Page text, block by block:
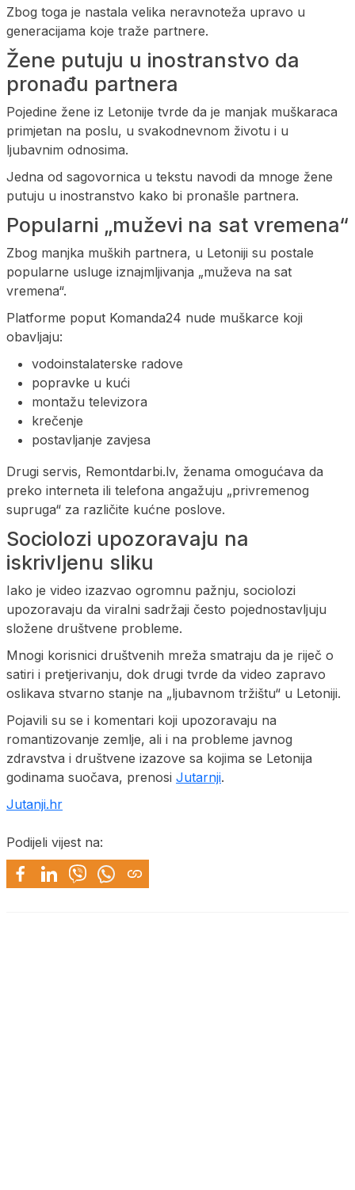
Zbog toga je nastala velika neravnoteža upravo u
generacijama koje traže partnere.
Žene putuju u inostranstvo da
pronađu partnera
Pojedine žene iz Letonije tvrde da je manjak muškaraca
primjetan na poslu, u svakodnevnom životu i u
ljubavnim odnosima.
Jedna od sagovornica u tekstu navodi da mnoge žene
putuju u inostranstvo kako bi pronašle partnera.
Popularni „muževi na sat vremena“
Zbog manjka muških partnera, u Letoniji su postale
popularne usluge iznajmljivanja „muževa na sat
vremena“.
Platforme poput Komanda24 nude muškarce koji
obavljaju:
vodoinstalaterske radove
popravke u kući
montažu televizora
krečenje
postavljanje zavjesa
Drugi servis, Remontdarbi.lv, ženama omogućava da
preko interneta ili telefona angažuju „privremenog
supruga“ za različite kućne poslove.
Sociolozi upozoravaju na
iskrivljenu sliku
Iako je video izazvao ogromnu pažnju, sociolozi
upozoravaju da viralni sadržaji često pojednostavljuju
složene društvene probleme.
Mnogi korisnici društvenih mreža smatraju da je riječ o
satiri i pretjerivanju, dok drugi tvrde da video zapravo
oslikava stvarno stanje na „ljubavnom tržištu“ u Letoniji.
Pojavili su se i komentari koji upozoravaju na
romantizovanje zemlje, ali i na probleme javnog
zdravstva i društvene izazove sa kojima se Letonija
godinama suočava, prenosi Jutarnji.
Jutanji.hr
Podijeli vijest na: